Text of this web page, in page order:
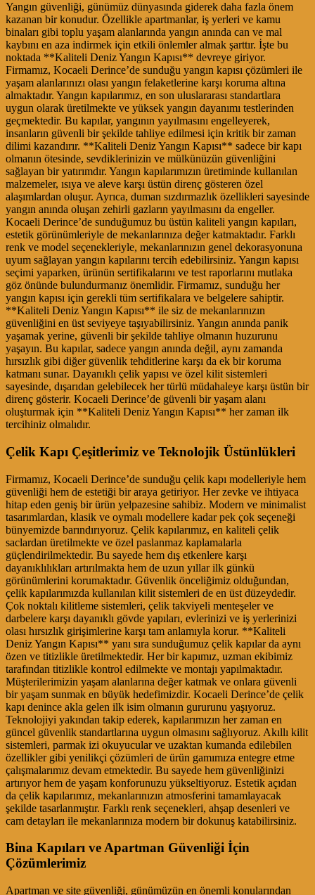
Yangın güvenliği, günümüz dünyasında giderek daha fazla önem
kazanan bir konudur. Özellikle apartmanlar, iş yerleri ve kamu
binaları gibi toplu yaşam alanlarında yangın anında can ve mal
kaybını en aza indirmek için etkili önlemler almak şarttır. İşte bu
noktada **Kaliteli Deniz Yangın Kapısı** devreye giriyor.
Firmamız, Kocaeli Derince’de sunduğu yangın kapısı çözümleri ile
yaşam alanlarınızı olası yangın felaketlerine karşı koruma altına
almaktadır. Yangın kapılarımız, en son uluslararası standartlara
uygun olarak üretilmekte ve yüksek yangın dayanımı testlerinden
geçmektedir. Bu kapılar, yangının yayılmasını engelleyerek,
insanların güvenli bir şekilde tahliye edilmesi için kritik bir zaman
dilimi kazandırır. **Kaliteli Deniz Yangın Kapısı** sadece bir kapı
olmanın ötesinde, sevdiklerinizin ve mülkünüzün güvenliğini
sağlayan bir yatırımdır. Yangın kapılarımızın üretiminde kullanılan
malzemeler, ısıya ve aleve karşı üstün direnç gösteren özel
alaşımlardan oluşur. Ayrıca, duman sızdırmazlık özellikleri sayesinde
yangın anında oluşan zehirli gazların yayılmasını da engeller.
Kocaeli Derince’de sunduğumuz bu üstün kaliteli yangın kapıları,
estetik görünümleriyle de mekanlarınıza değer katmaktadır. Farklı
renk ve model seçenekleriyle, mekanlarınızın genel dekorasyonuna
uyum sağlayan yangın kapılarını tercih edebilirsiniz. Yangın kapısı
seçimi yaparken, ürünün sertifikalarını ve test raporlarını mutlaka
göz önünde bulundurmanız önemlidir. Firmamız, sunduğu her
yangın kapısı için gerekli tüm sertifikalara ve belgelere sahiptir.
**Kaliteli Deniz Yangın Kapısı** ile siz de mekanlarınızın
güvenliğini en üst seviyeye taşıyabilirsiniz. Yangın anında panik
yaşamak yerine, güvenli bir şekilde tahliye olmanın huzurunu
yaşayın. Bu kapılar, sadece yangın anında değil, aynı zamanda
hırsızlık gibi diğer güvenlik tehditlerine karşı da ek bir koruma
katmanı sunar. Dayanıklı çelik yapısı ve özel kilit sistemleri
sayesinde, dışarıdan gelebilecek her türlü müdahaleye karşı üstün bir
direnç gösterir. Kocaeli Derince’de güvenli bir yaşam alanı
oluşturmak için **Kaliteli Deniz Yangın Kapısı** her zaman ilk
tercihiniz olmalıdır.
Çelik Kapı Çeşitlerimiz ve Teknolojik Üstünlükleri
Firmamız, Kocaeli Derince’de sunduğu çelik kapı modelleriyle hem
güvenliği hem de estetiği bir araya getiriyor. Her zevke ve ihtiyaca
hitap eden geniş bir ürün yelpazesine sahibiz. Modern ve minimalist
tasarımlardan, klasik ve oymalı modellere kadar pek çok seçeneği
bünyemizde barındırıyoruz. Çelik kapılarımız, en kaliteli çelik
saclardan üretilmekte ve özel paslanmaz kaplamalarla
güçlendirilmektedir. Bu sayede hem dış etkenlere karşı
dayanıklılıkları artırılmakta hem de uzun yıllar ilk günkü
görünümlerini korumaktadır. Güvenlik önceliğimiz olduğundan,
çelik kapılarımızda kullanılan kilit sistemleri de en üst düzeydedir.
Çok noktalı kilitleme sistemleri, çelik takviyeli menteşeler ve
darbelere karşı dayanıklı gövde yapıları, evlerinizi ve iş yerlerinizi
olası hırsızlık girişimlerine karşı tam anlamıyla korur. **Kaliteli
Deniz Yangın Kapısı** yanı sıra sunduğumuz çelik kapılar da aynı
özen ve titizlikle üretilmektedir. Her bir kapımız, uzman ekibimiz
tarafından titizlikle kontrol edilmekte ve montajı yapılmaktadır.
Müşterilerimizin yaşam alanlarına değer katmak ve onlara güvenli
bir yaşam sunmak en büyük hedefimizdir. Kocaeli Derince’de çelik
kapı denince akla gelen ilk isim olmanın gururunu yaşıyoruz.
Teknolojiyi yakından takip ederek, kapılarımızın her zaman en
güncel güvenlik standartlarına uygun olmasını sağlıyoruz. Akıllı kilit
sistemleri, parmak izi okuyucular ve uzaktan kumanda edilebilen
özellikler gibi yenilikçi çözümleri de ürün gamımıza entegre etme
çalışmalarımız devam etmektedir. Bu sayede hem güvenliğinizi
artırıyor hem de yaşam konforunuzu yükseltiyoruz. Estetik açıdan
da çelik kapılarımız, mekanlarınızın atmosferini tamamlayacak
şekilde tasarlanmıştır. Farklı renk seçenekleri, ahşap desenleri ve
cam detayları ile mekanlarınıza modern bir dokunuş katabilirsiniz.
Bina Kapıları ve Apartman Güvenliği İçin
Çözümlerimiz
Apartman ve site güvenliği, günümüzün en önemli konularından